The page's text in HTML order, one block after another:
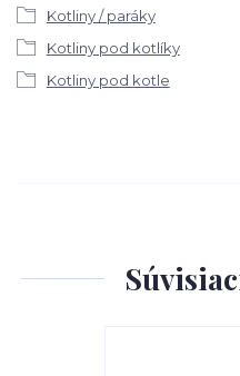
Kotliny / paráky
Kotliny pod kotlíky
Kotliny pod kotle